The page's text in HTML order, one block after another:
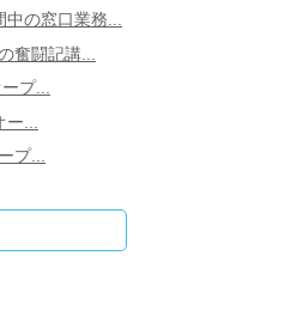
の窓口業務...
奮闘記講...
プ...
...
プ...